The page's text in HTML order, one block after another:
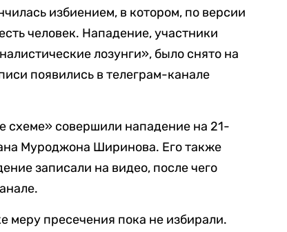
избиением, в котором, по версии
человек. Нападение, участники
лозунги», было снято на
появились в телеграм-канале
схеме» совершили нападение на 21-
Муроджона Ширинова. Его также
записали на видео, после чего
пресечения пока не избирали.